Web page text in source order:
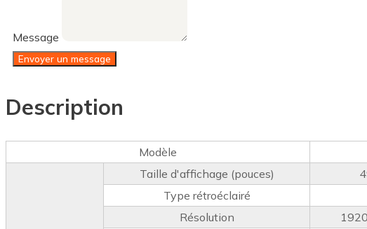
Message
Envoyer un message
Description
Modèle
Taille d'affichage (pouces)
Type rétroéclairé
Résolution